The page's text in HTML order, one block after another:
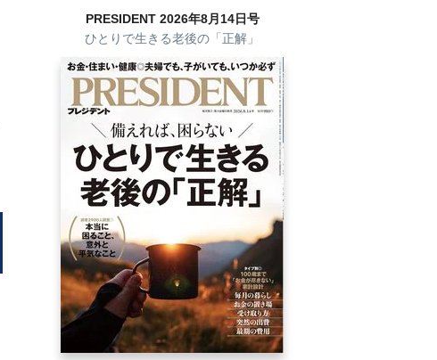
PRESIDENT 2026年8月14日号
ひとりで生きる老後の「正解」